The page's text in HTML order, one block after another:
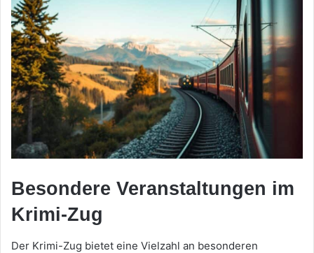
Besondere Veranstaltungen im
Krimi-Zug
Der Krimi-Zug bietet eine Vielzahl an besonderen